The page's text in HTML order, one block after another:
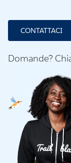
CONTATTACI
Domande?